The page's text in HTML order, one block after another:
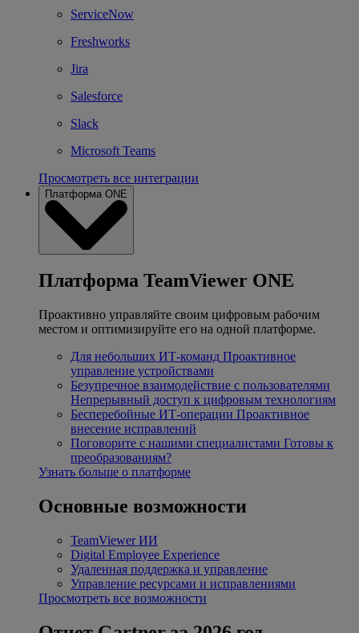
ServiceNow
Freshworks
Jira
Salesforce
Slack
Microsoft Teams
Просмотреть все интеграции
Платформа ONE
Платформа TeamViewer ONE
Проактивно управляйте своим цифровым рабочим
местом и оптимизируйте его на одной платформе.
Для небольших ИТ-команд Проактивное
управление устройствами
Безупречное взаимодействие с пользователями
Непрерывный доступ к цифровым технологиям
Бесперебойные ИТ-операции Проактивное
внесение исправлений
Поговорите с нашими специалистами Готовы к
преобразованиям?
Узнать больше о платформе
Основные возможности
TeamViewer ИИ
Digital Employee Experience
Удаленная поддержка и управление
Управление ресурсами и исправлениями
Просмотреть все возможности